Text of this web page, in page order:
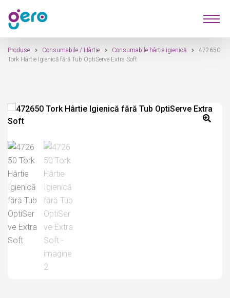
Sari
la
navigare
Sari
la
conținut
Produse
Furnizori
Contact
Produse Consumabile / Hârtie Consumabile hârtie igienică
472650
Tork Hârtie Igienică fără Tub OptiServe Extra Soft